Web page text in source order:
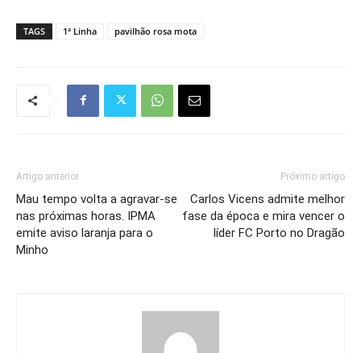
TAGS 1ª Linha pavilhão rosa mota
Artigo anterior
Mau tempo volta a agravar-se
nas próximas horas. IPMA
emite aviso laranja para o
Minho
Próximo artigo
Carlos Vicens admite melhor
fase da época e mira vencer o
líder FC Porto no Dragão